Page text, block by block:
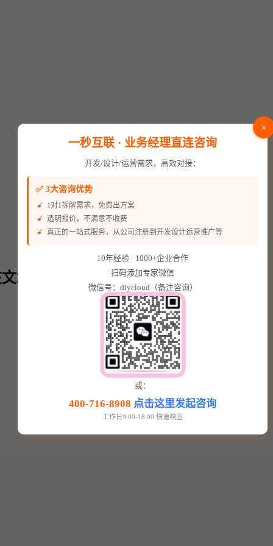
章内⬇️
×
一秒互联 · 业务经理直连咨询
开发/设计/运营需求，高效对接：
✅ 3大咨询优势
1对1拆解需求，免费出方案
透明报价，不满意不收费
真正的一站式服务，从公司注册到开发设计运营推广等
10年经验 · 1000+企业合作
扫码添加专家微信
微信号：diycloud（备注咨询）
或：
400-716-8908 点击这里发起咨询
工作日9:00-18:00 快速响应